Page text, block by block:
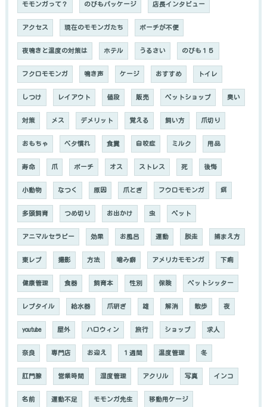
モモンガって？ のびもパッケージ 店長インタビュー
アクセス 現在のモモンガたち ポーチが不便
夜鳴きと温度の対策は ホテル うるさい のびも１５
フクロモモンガ 鳴き声 ケージ おすすめ トイレ
しつけ レイアウト 値段 販売 ペットショップ 臭い
対策 メス デメリット 覚える 飼い方 爪切り
おもちゃ ベタ慣れ 食糞 自咬症 ミルク 用品
寿命 爪 ポーチ オス ストレス 死 後悔
小動物 なつく 原因 爪とぎ フウロモモンガ 餌
多頭飼育 つめ切り お出かけ 虫 ペット
アニマルセラピー 効果 お風呂 運動 脱走 捕まえ方
東レプ 撮影 方法 噛み癖 アメリカモモンガ 下痢
健康管理 食器 飼育本 性別 保険 ペットシッター
レプタイル 給水器 爪研ぎ 雄 解消 散歩 夜
youtube 屋外 ハロウィン 旅行 ショップ 求人
奈良 専門店 お迎え １週間 温度管理 冬
肛門腺 営業時間 湿度管理 アクリル 写真 インコ
名前 運動不足 モモンガ先生 移動用ケージ